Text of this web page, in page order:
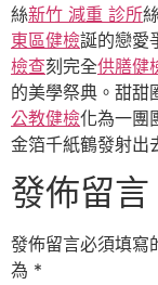
絲新竹 減重 診所
東區健檢誕的戀愛
檢查刻完全供膳健
的美學祭典。甜甜
公教健檢化為一團
金箔千紙鶴發射出
發佈留言
發佈留言必須填寫
為 *